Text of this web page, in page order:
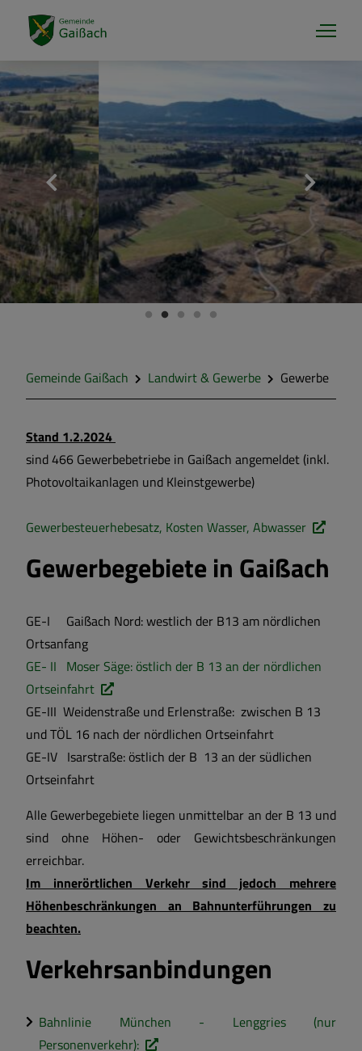
Gaissach & Info
Rathaus & Politik
Tourismus & Kultur
Gemeinde Gaißach Landwirt & Gewerbe Gewerbe
Stand 1.2.2024
sind 466 Gewerbebetriebe in Gaißach angemeldet (inkl.
Photovoltaikanlagen und Kleinstgewerbe)
Gewerbesteuerhebesatz, Kosten Wasser, Abwasser
Gewerbegebiete in Gaißach
GE-I Gaißach Nord: westlich der B13 am nördlichen
Ortsanfang
GE- II Moser Säge: östlich der B 13 an der nördlichen
Ortseinfahrt
GE-III Weidenstraße und Erlenstraße: zwischen B 13
und TÖL 16 nach der nördlichen Ortseinfahrt
GE-IV Isarstraße: östlich der B 13 an der südlichen
Ortseinfahrt
Alle Gewerbegebiete liegen unmittelbar an der B 13 und
sind ohne Höhen- oder Gewichtsbeschränkungen
erreichbar.
Im innerörtlichen Verkehr sind jedoch mehrere
Höhenbeschränkungen an Bahnunterführungen zu
beachten.
Verkehrsanbindungen
Bahnlinie München - Lenggries (nur
Personenverkehr):